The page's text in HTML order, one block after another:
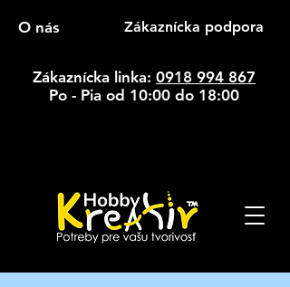
O nás Zákaznícka podpora
Zákaznícka linka: 0918 994 867
Po - Pia od 10:00 do 18:00